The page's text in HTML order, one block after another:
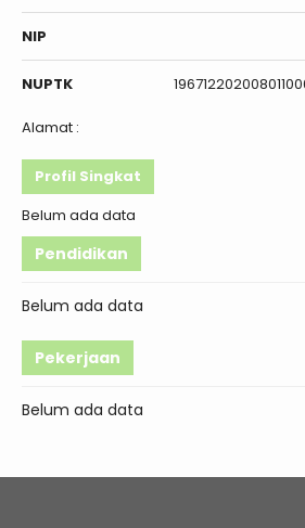
NIP
NUPTK
Alamat :
Profil Singkat
Belum ada data
Pendidikan
Belum ada data
Pekerjaan
Belum ada data